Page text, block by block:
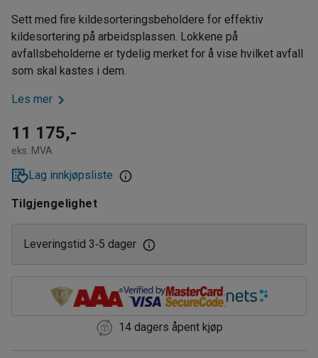
Sett med fire kildesorteringsbeholdere for effektiv
kildesortering på arbeidsplassen. Lokkene på
avfallsbeholderne er tydelig merket for å vise hvilket avfall
som skal kastes i dem.
Les mer
11 175,-
eks. MVA
Lag innkjøpsliste
Tilgjengelighet
Leveringstid 3‑5 dager
14 dagers åpent kjøp